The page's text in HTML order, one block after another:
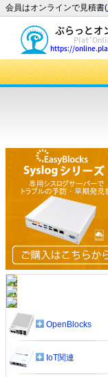
会員はオンラインで見積書(
OpenBlocks
IoT関連